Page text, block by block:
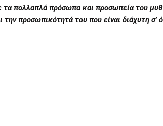
τα πολλαπλά πρόσωπα και προσωπεία του
προσωπικότητά του που είναι διάχυτη σ’